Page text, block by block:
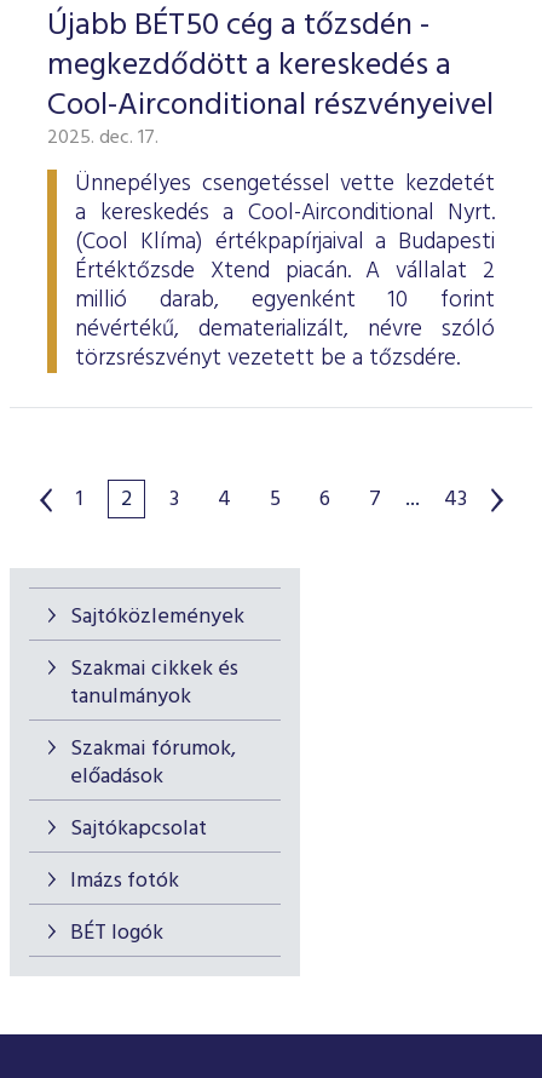
Sajtóközlemények
Szakmai cikkek és
tanulmányok
Szakmai fórumok,
előadások
Sajtókapcsolat
Imázs fotók
BÉT logók
Újabb BÉT50 cég a tőzsdén -
megkezdődött a kereskedés a
Cool-Airconditional részvényeivel
2025. dec. 17.
Ünnepélyes csengetéssel vette kezdetét
a kereskedés a Cool-Airconditional Nyrt.
(Cool Klíma) értékpapírjaival a Budapesti
Értéktőzsde Xtend piacán. A vállalat 2
millió darab, egyenként 10 forint
névértékű, dematerializált, névre szóló
törzsrészvényt vezetett be a tőzsdére.
1 2 3 4 5 6 7 ... 43